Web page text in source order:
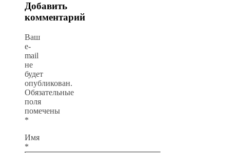
Добавить
комментарий
Ваш
e-
mail
не
будет
опубликован.
Обязательные
поля
помечены
*
Имя
*